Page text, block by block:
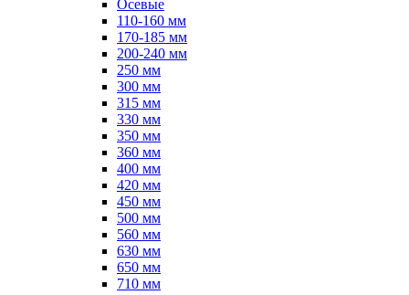
Осевые
110-160 мм
170-185 мм
200-240 мм
250 мм
300 мм
315 мм
330 мм
350 мм
360 мм
400 мм
420 мм
450 мм
500 мм
560 мм
630 мм
650 мм
710 мм